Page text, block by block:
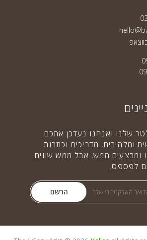
שלנו ואנחנו נעדכן אתכם
ומלהיבים, מדריכים וכתבות
ומבצעים ממש, אבל ממש שווים
לפספס.
הרשם